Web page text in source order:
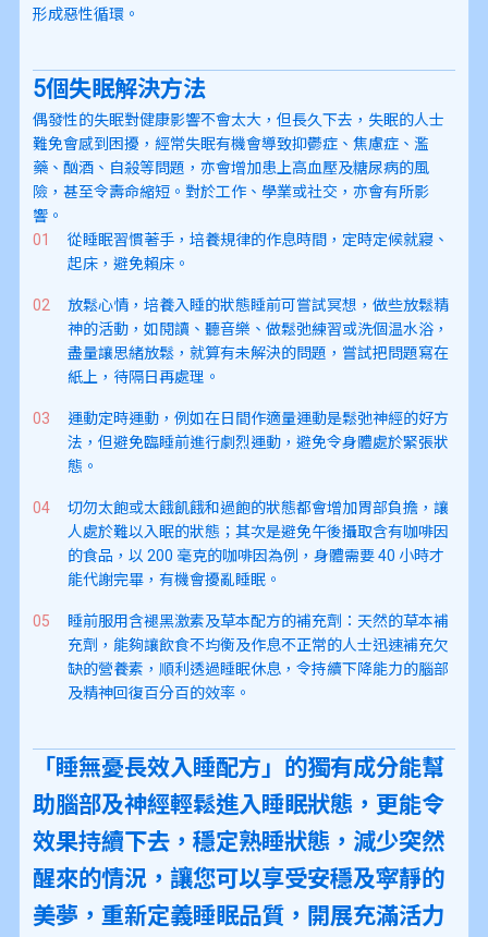
形成惡性循環。
5個失眠解決方法
偶發性的失眠對健康影響不會太大，但長久下去，失眠的人士
難免會感到困擾，經常失眠有機會導致抑鬱症、焦慮症、濫
藥、酗酒、自殺等問題，亦會增加患上高血壓及糖尿病的風
險，甚至令壽命縮短。對於工作、學業或社交，亦會有所影
響。
從睡眠習慣著手，培養規律的作息時間，定時定候就寢、
起床，避免賴床。
放鬆心情，培養入睡的狀態睡前可嘗試冥想，做些放鬆精
神的活動，如閱讀、聽音樂、做鬆弛練習或洗個温水浴，
盡量讓思緒放鬆，就算有未解決的問題，嘗試把問題寫在
紙上，待隔日再處理。
運動定時運動，例如在日間作適量運動是鬆弛神經的好方
法，但避免臨睡前進行劇烈運動，避免令身體處於緊張狀
態。
切勿太飽或太餓飢餓和過飽的狀態都會增加胃部負擔，讓
人處於難以入眠的狀態；其次是避免午後攝取含有咖啡因
的食品，以 200 毫克的咖啡因為例，身體需要 40 小時才
能代謝完畢，有機會擾亂睡眠。
睡前服用含褪黑激素及草本配方的補充劑：天然的草本補
充劑，能夠讓飲食不均衡及作息不正常的人士迅速補充欠
缺的營養素，順利透過睡眠休息，令持續下降能力的腦部
及精神回復百分百的效率。
「睡無憂長效入睡配方」的獨有成分能幫
助腦部及神經輕鬆進入睡眠狀態，更能令
效果持續下去，穩定熟睡狀態，減少突然
醒來的情況，讓您可以享受安穩及寜靜的
美夢，重新定義睡眠品質，開展充滿活力